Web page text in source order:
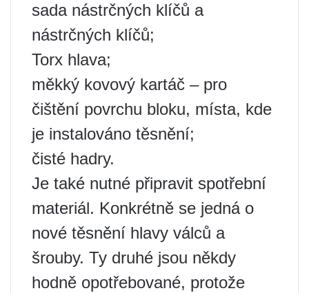
sada nástrčných klíčů a
nástrčných klíčů;
Torx hlava;
měkký kovový kartáč – pro
čištění povrchu bloku, místa, kde
je instalováno těsnění;
čisté hadry.
Je také nutné připravit spotřební
materiál. Konkrétně se jedná o
nové těsnění hlavy válců a
šrouby. Ty druhé jsou někdy
hodně opotřebované, protože